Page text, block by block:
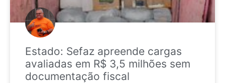
Estado: Sefaz apreende cargas
avaliadas em R$ 3,5 milhões sem
documentação fiscal